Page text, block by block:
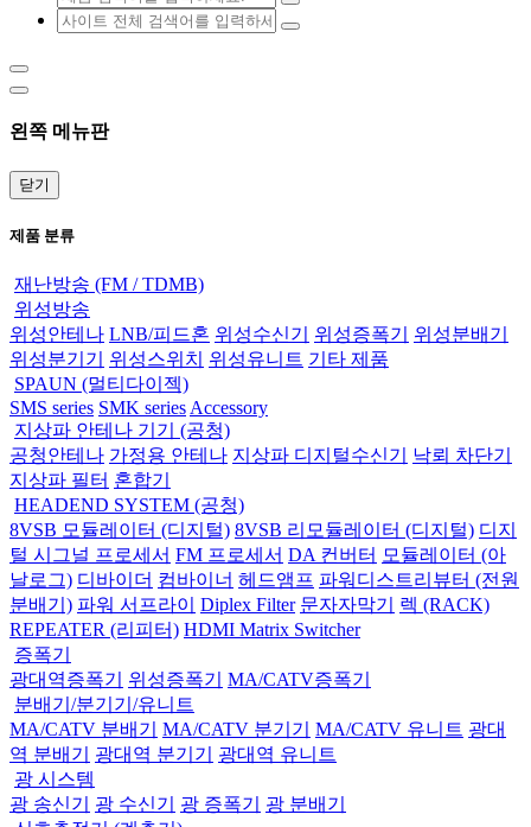
왼쪽 메뉴판
닫기
제품 분류
재난방송 (FM / TDMB)
위성방송
위성안테나 LNB/피드혼 위성수신기 위성증폭기
위성분배기
위성분기기
위성스위치 위성유니트 기타 제품
SPAUN (멀티다이젝)
SMS series SMK series Accessory
지상파 안테나 기기 (공청)
공청안테나 가정용 안테나 지상파 디지털수신기
낙뢰 차단기
지상파 필터 혼합기
HEADEND SYSTEM (공청)
8VSB 모듈레이터 (디지털) 8VSB 리모듈레이터 (디지털) 디지
털 시그널 프로세서 FM 프로세서 DA 컨버터 모듈레이터 (아
날로그) 디바이더 컴바이너 헤드앰프 파워디스트리뷰터 (전원
분배기) 파워 서프라이 Diplex Filter 문자자막기
렉 (RACK)
REPEATER (리피터) HDMI Matrix Switcher
증폭기
광대역증폭기
위성증폭기
MA/CATV증폭기
분배기/분기기/유니트
MA/CATV 분배기
MA/CATV 분기기 MA/CATV 유니트 광대
역 분배기
광대역 분기기
광대역 유니트
광 시스템
광 송신기
광 수신기 광 증폭기
광 분배기